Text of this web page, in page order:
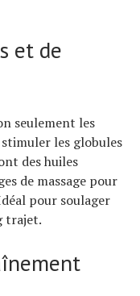
et de
seulement les
les globules
des huiles
de massage pour
pour soulager
trajet.